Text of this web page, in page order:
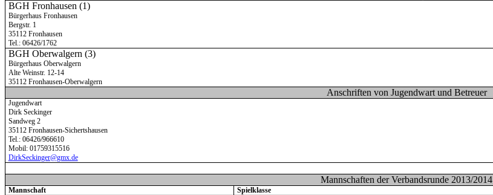
BGH Fronhausen (1)
Bürgerhaus Fronhausen
Bergstr. 1
35112 Fronhausen
Tel.: 06426/1762
BGH Oberwalgern (3)
Bürgerhaus Oberwalgern
Alte Weinstr. 12-14
35112 Fronhausen-Oberwalgern
Anschriften von Jugendwart und Betreuer
Jugendwart
Dirk Seckinger
Sandweg 2
35112 Fronhausen-Sichertshausen
Tel.: 06426/966610
Mobil: 01759315516
DirkSeckinger@gmx.de
Mannschaften der Verbandsrunde 2013/2014
Mannschaft Spielklasse